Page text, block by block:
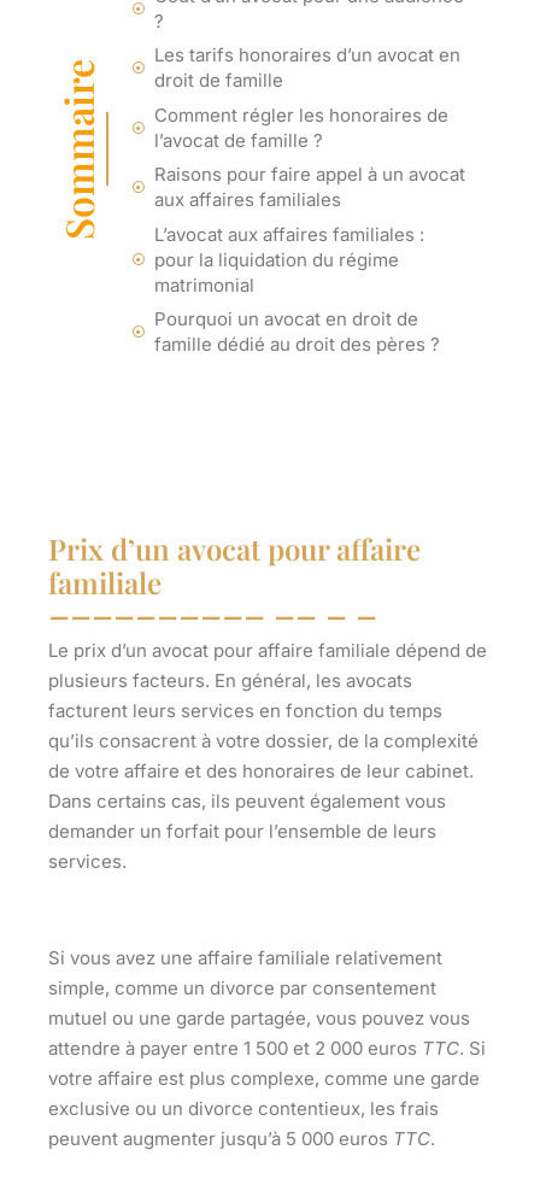
Sommaire
?
Les tarifs honoraires d’un avocat en
droit de famille
Comment régler les honoraires de
l’avocat de famille ?
Raisons pour faire appel à un avocat
aux affaires familiales
L’avocat aux affaires familiales :
pour la liquidation du régime
matrimonial
Pourquoi un avocat en droit de
famille dédié au droit des pères ?
Prix d’un avocat pour affaire
familiale
Le prix d’un avocat pour affaire familiale dépend de
plusieurs facteurs. En général, les avocats
facturent leurs services en fonction du temps
qu’ils consacrent à votre dossier, de la complexité
de votre affaire et des honoraires de leur cabinet.
Dans certains cas, ils peuvent également vous
demander un forfait pour l’ensemble de leurs
services.
Si vous avez une affaire familiale relativement
simple, comme un divorce par consentement
mutuel ou une garde partagée, vous pouvez vous
attendre à payer entre 1 500 et 2 000 euros TTC. Si
votre affaire est plus complexe, comme une garde
exclusive ou un divorce contentieux, les frais
peuvent augmenter jusqu’à 5 000 euros TTC.